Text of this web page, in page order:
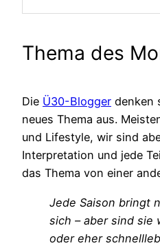
Thema des
Die Ü30-Blogger denken
neues Thema aus.
und Lifestyle, wir sind
Interpretation und jede
das Thema von einer
Jede Saison bringt
sich – aber sind sie
oder eher